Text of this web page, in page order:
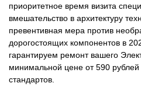
приоритетное время визита
вмешательство в архитектуру
превентивная мера против
дорогостоящих компонентов в
гарантируем ремонт вашего
минимальной цене от 590
стандартов.